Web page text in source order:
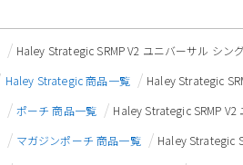
Haley Strategic SRMP V2 ユニバーサル シン
Haley Strategic 商品一覧
Haley Strategic
ポーチ 商品一覧
Haley Strategic SRMP
マガジンポーチ 商品一覧
Haley Strategic